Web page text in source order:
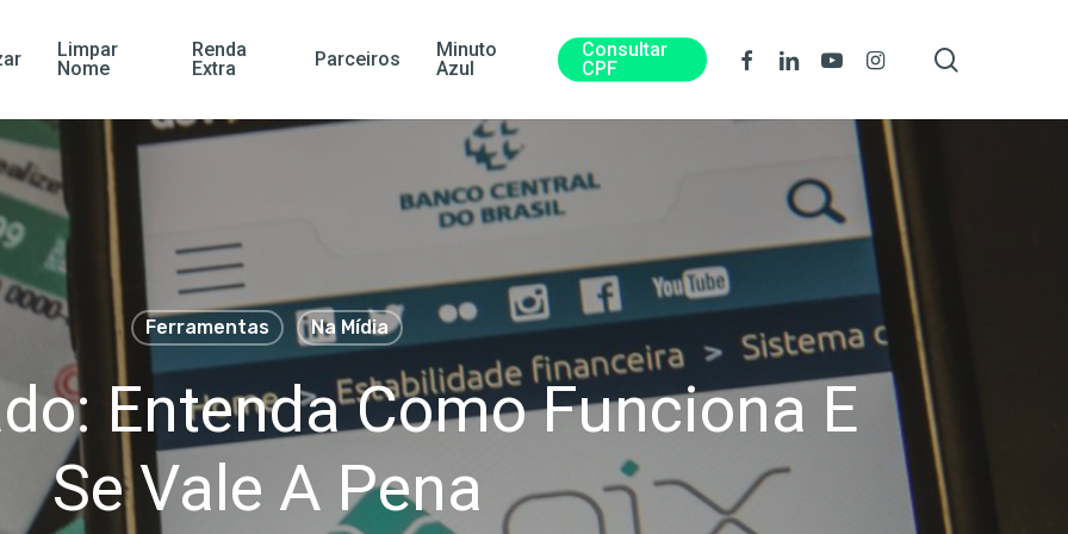
Limpar
Nome
Renda
Extra
Parceiros
Minuto
Azul
Consultar
CPF
FacebookLinkedinYoutubeInstagram
Ferramentas Na Mídia
Entenda Como Funciona E
Se Vale A Pena